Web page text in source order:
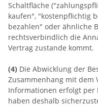
Schaltfläche
kaufen", "kostenpflichtig
bezahlen" oder ähnliche
rechtsverbindlich die
Vertrag zustande kommt.
(4) Die Abwicklung der
Zusammenhang mit dem
Informationen erfolgt per
haben deshalb